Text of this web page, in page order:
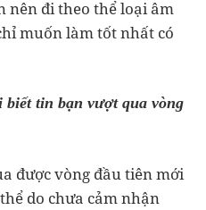
nên đi theo thể loại âm
muốn làm tốt nhất có
biết tin bạn vượt qua vòng
được vòng đầu tiên mới
do chưa cảm nhận